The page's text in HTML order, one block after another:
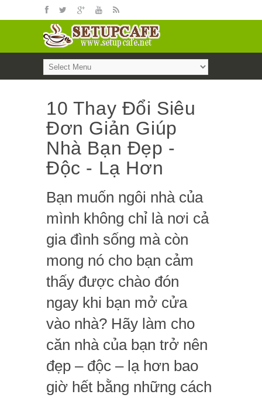
10 Thay Đổi Siêu
Đơn Giản Giúp
Nhà Bạn Đẹp -
Độc - Lạ Hơn
Bạn muốn ngôi nhà của
mình không chỉ là nơi cả
gia đình sống mà còn
mong nó cho bạn cảm
thấy được chào đón
ngay khi bạn mở cửa
vào nhà? Hãy làm cho
căn nhà của bạn trở nên
đẹp – độc – lạ hơn bao
giờ hết bằng những cách